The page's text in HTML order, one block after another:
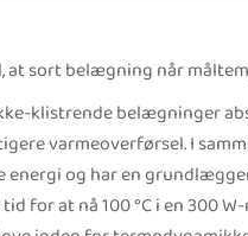
at sort belægning når
klistrende belægninger
varmeoverførsel. I
og har en
for at nå 100 °C i en 300